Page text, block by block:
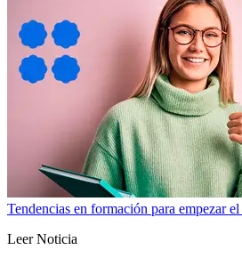
Tendencias en formación para empezar
Leer Noticia